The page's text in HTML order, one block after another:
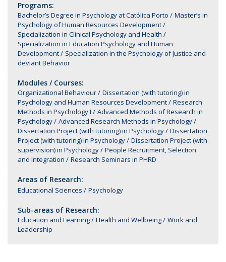
Programs:
Bachelor’s Degree in Psychology at Católica Porto
Master’s in
Psychology of Human Resources Development
Specialization in Clinical Psychology and Health
Specialization in Education Psychology and Human
Development
Specialization in the Psychology of Justice and
deviant Behavior
Modules / Courses:
Organizational Behaviour
Dissertation (with tutoring) in
Psychology and Human Resources Development
Research
Methods in Psychology I
Advanced Methods of Research in
Psychology
Advanced Research Methods in Psychology
Dissertation Project (with tutoring) in Psychology
Dissertation
Project (with tutoring) in Psychology
Dissertation Project (with
supervision) in Psychology
People Recruitment, Selection
and Integration
Research Seminars in PHRD
Areas of Research:
Educational Sciences Psychology
Sub-areas of Research:
Education and Learning Health and Wellbeing
Work and
Leadership